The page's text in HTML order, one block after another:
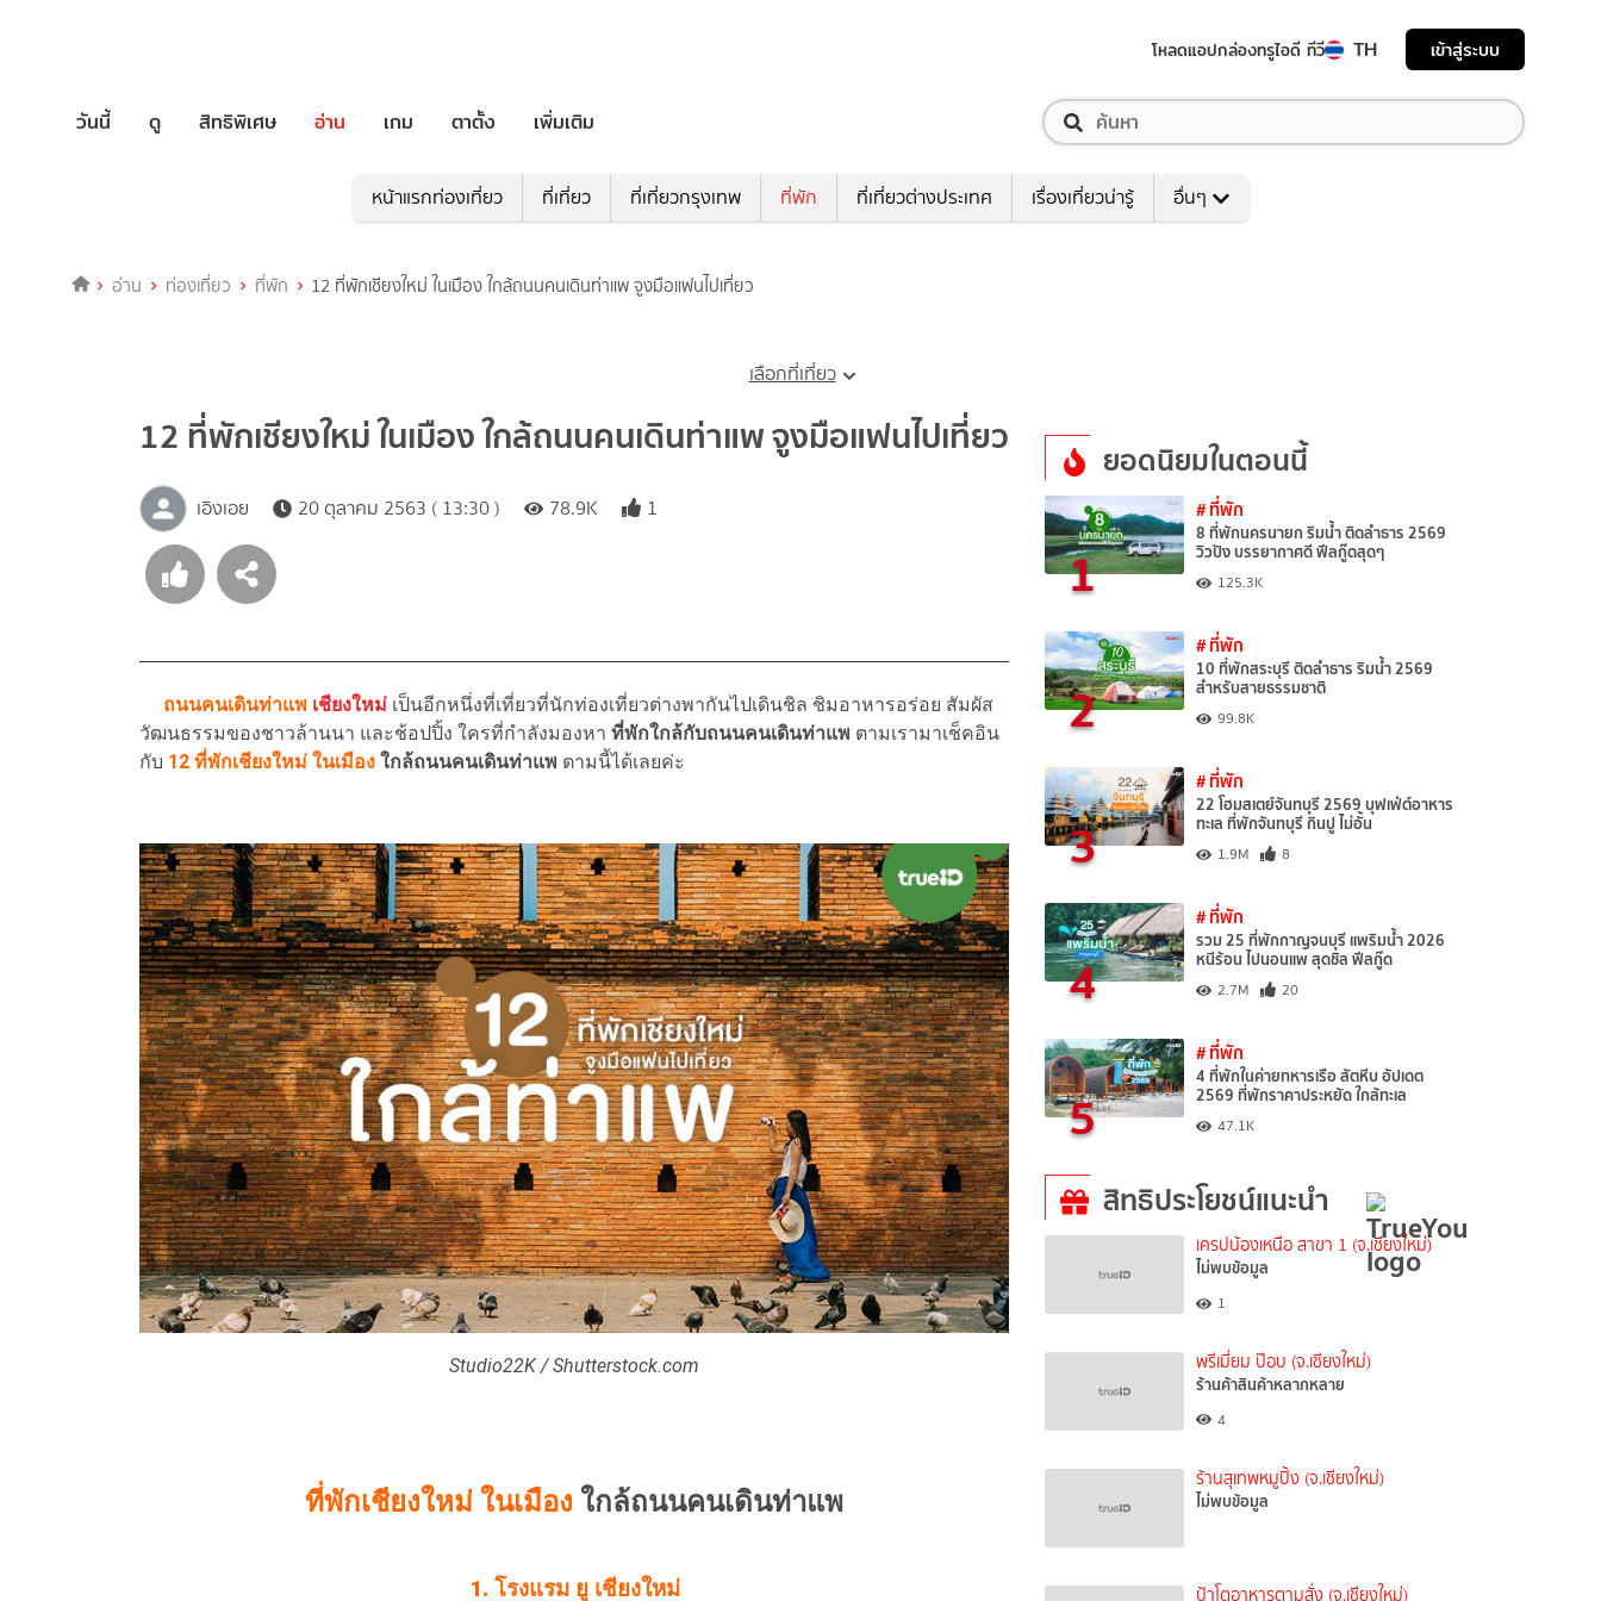
โหลดแอปกล่องทรูไอดี ทีวี TH เข้าสู่ระบบ
วันนี้ ดู สิทธิพิเศษ อ่าน เกม ตาตั้ง เพิ่มเติม
หน้าแรกท่องเที่ยว ที่เที่ยว ที่เที่ยวกรุงเทพ ที่พัก ที่เที่ยวต่างประเทศ เรื่องเที่ยวน่ารู้ อื่นๆ
อ่าน ท่องเที่ยว ที่พัก 12 ที่พักเชียงใหม่ ในเมือง ใกล้ถนนคนเดินท่าแพ จูงมือแฟนไปเที่ยว
เลือกที่เที่ยว
12 ที่พักเชียงใหม่ ในเมือง ใกล้ถนนคนเดินท่าแพ จูงมือแฟนไปเที่ยว
เอิงเอย 20 ตุลาคม 2563 ( 13:30 ) 78.9K 1
ถนนคนเดินท่าแพ เชียงใหม่ เป็นอีกหนึ่งที่เที่ยวที่นักท่องเที่ยวต่างพากันไปเดินชิล ชิมอาหารอร่อย สัมผัส
วัฒนธรรมของชาวล้านนา และช้อปปิ้ง ใครที่กำลังมองหา ที่พักใกล้กับถนนคนเดินท่าแพ ตามเรามาเช็คอิน
กับ 12 ที่พักเชียงใหม่ ในเมือง ใกล้ถนนคนเดินท่าแพ ตามนี้ได้เลยค่ะ
Studio22K / Shutterstock.com
ที่พักเชียงใหม่ ในเมือง ใกล้ถนนคนเดินท่าแพ
1. โรงแรม ยู เชียงใหม่
ยอดนิยมในตอนนี้
1
# ที่พัก
8 ที่พักนครนายก ริมน้ำ ติดลำธาร 2569
วิวปัง บรรยากาศดี ฟีลกู๊ดสุดๆ
125.3K
2
# ที่พัก
10 ที่พักสระบุรี ติดลำธาร ริมน้ำ 2569
สำหรับสายธรรมชาติ
99.8K
3
# ที่พัก
22 โฮมสเตย์จันทบุรี 2569 บุฟเฟ่ต์อาหาร
ทะเล ที่พักจันทบุรี กินปู ไม่อั้น
1.9M 8
4
# ที่พัก
รวม 25 ที่พักกาญจนบุรี แพริมน้ำ 2026
หนีร้อน ไปนอนแพ สุดชิล ฟีลกู๊ด
2.7M 20
5
# ที่พัก
4 ที่พักในค่ายทหารเรือ สัตหีบ อัปเดต
2569 ที่พักราคาประหยัด ใกล้ทะเล
47.1K
สิทธิประโยชน์แนะนำ
เครปน้องเหนือ สาขา 1 (จ.เชียงใหม่)
ไม่พบข้อมูล
1
พรีเมี่ยม ป๊อบ (จ.เชียงใหม่)
ร้านค้าสินค้าหลากหลาย
4
ร้านสุเทพหมูปิ้ง (จ.เชียงใหม่)
ไม่พบข้อมูล
ป้าโตอาหารตามสั่ง (จ.เชียงใหม่)